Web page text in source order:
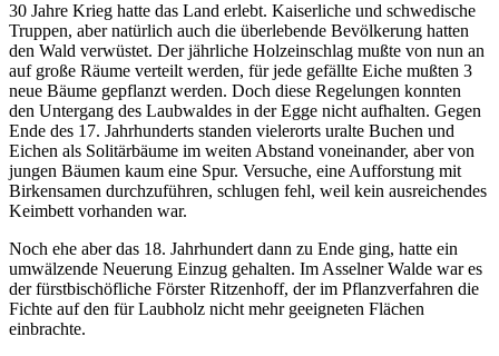
30 Jahre Krieg hatte das Land erlebt. Kaiserliche und schwedische
Truppen, aber natürlich auch die überlebende Bevölkerung hatten
den Wald verwüstet. Der jährliche Holzeinschlag mußte von nun an
auf große Räume verteilt werden, für jede gefällte Eiche mußten 3
neue Bäume gepflanzt werden. Doch diese Regelungen konnten
den Untergang des Laubwaldes in der Egge nicht aufhalten. Gegen
Ende des 17. Jahrhunderts standen vielerorts uralte Buchen und
Eichen als Solitärbäume im weiten Abstand voneinander, aber von
jungen Bäumen kaum eine Spur. Versuche, eine Aufforstung mit
Birkensamen durchzuführen, schlugen fehl, weil kein ausreichendes
Keimbett vorhanden war.
Noch ehe aber das 18. Jahrhundert dann zu Ende ging, hatte ein
umwälzende Neuerung Einzug gehalten. Im Asselner Walde war es
der fürstbischöfliche Förster Ritzenhoff, der im Pflanzverfahren die
Fichte auf den für Laubholz nicht mehr geeigneten Flächen
einbrachte.